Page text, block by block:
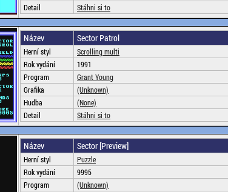
Detail
Stáhni si to
Název Sector Patrol
Herní styl
Scrolling multi
Rok vydání
1991
Program
Grant Young
Grafika
(Unknown)
Hudba
(None)
Detail
Stáhni si to
Název Sector [Preview]
Herní styl
Puzzle
Rok vydání
9995
Program
(Unknown)